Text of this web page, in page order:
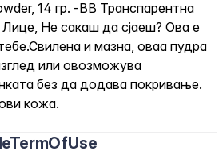
14 гр. -BB Транспарентна
Не сакаш да сјаеш? Ова е
и мазна, оваа пудра
или овозможува
без да додава покривање.
кожа.